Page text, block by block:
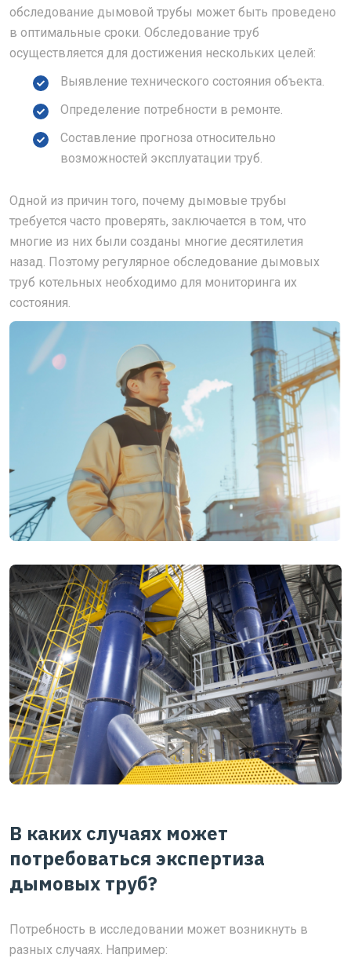
обследование дымовой трубы может быть проведено
в оптимальные сроки. Обследование труб
осуществляется для достижения нескольких целей:
Выявление технического состояния объекта.
Определение потребности в ремонте.
Составление прогноза относительно
возможностей эксплуатации труб.
Одной из причин того, почему дымовые трубы
требуется часто проверять, заключается в том, что
многие из них были созданы многие десятилетия
назад. Поэтому регулярное обследование дымовых
труб котельных необходимо для мониторинга их
состояния.
В каких случаях может
потребоваться экспертиза
дымовых труб?
Потребность в исследовании может возникнуть в
разных случаях. Например: